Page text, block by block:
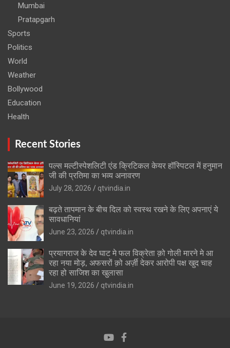
Mumbai
Pratapgarh
Sports
Politics
World
Weather
Bollywood
Education
Health
Recent Stories
पल्स मल्टीस्पेशलिटी एंड क्रिटिकल केयर हॉस्पिटल में हनुमान
जी की प्रतिमा का भव्य अनावरण
July 28, 2026
qtvindia.in
बढ़ते तापमान के बीच दिल को स्वस्थ रखने के लिए अपनाएं ये
सावधानियां
June 23, 2026
qtvindia.in
प्रयागराज के देव घाट मे फल विक्रेता क़ो गोली मारने मे आ
रहा नया मोड़, अफसरों क़ो अर्ज़ी देकर आरोपी पक्ष खुद चाह
रहा हो साजिश का खुलासा
June 19, 2026
qtvindia.in